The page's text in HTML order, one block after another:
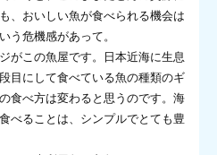
、おいしい魚が食べられる機会は
う危機感があって。
がこの魚屋です。日本近海に生息
目にして食べている魚の種類のギ
食べ方は変わると思うのです。海
べることは、シンプルでとても豊